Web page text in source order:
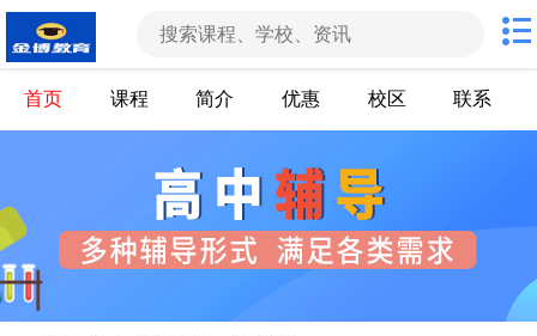
首页 课程 简介 优惠 校区 联系